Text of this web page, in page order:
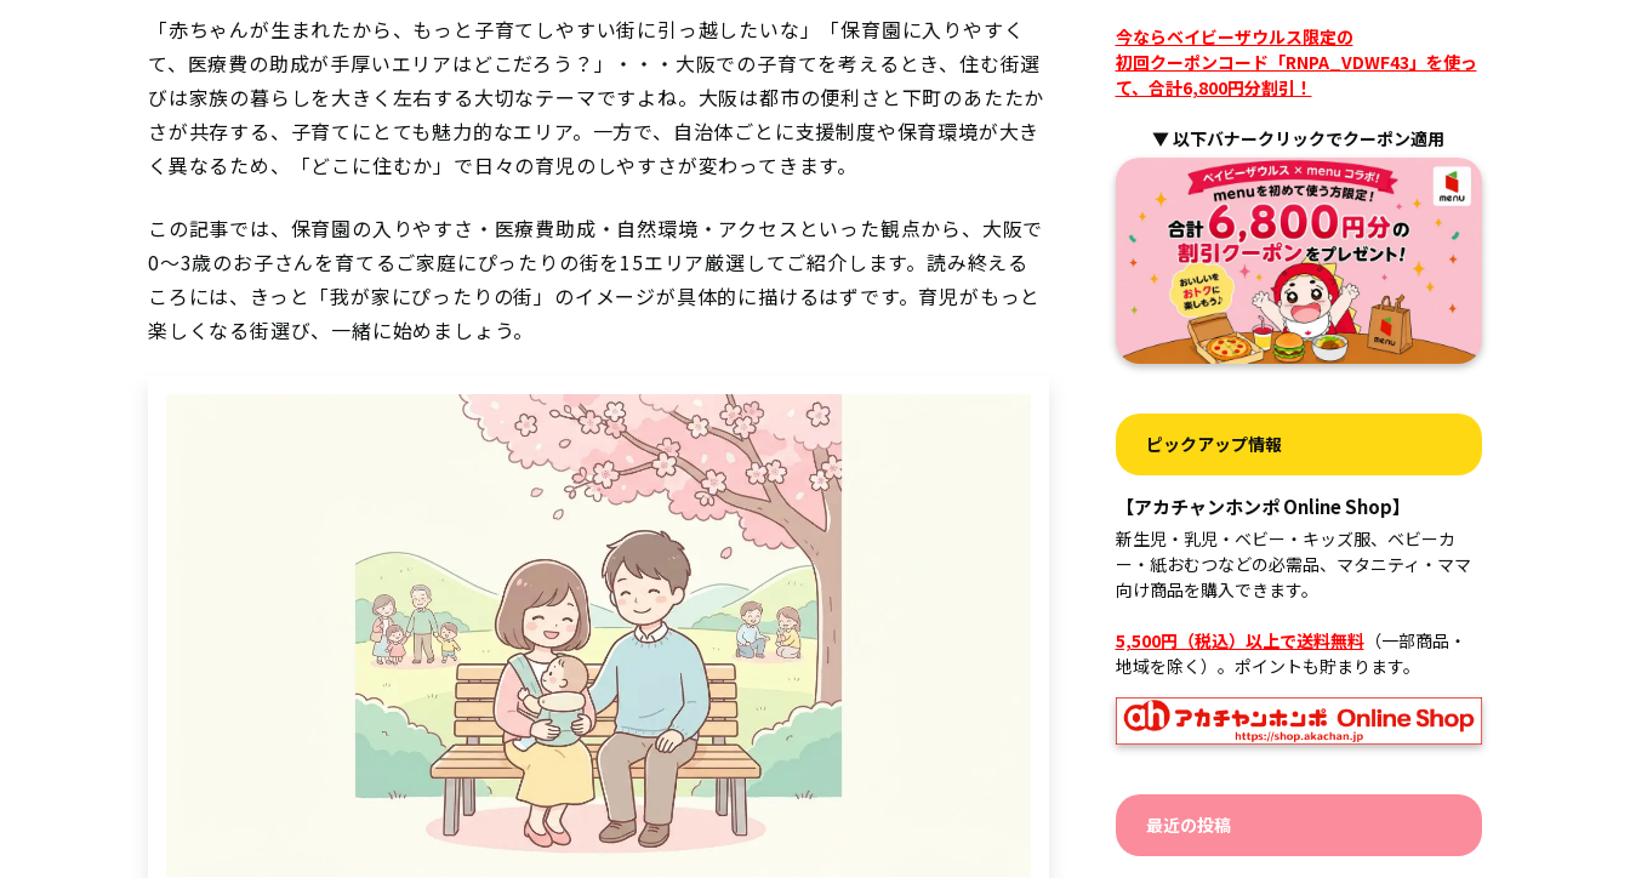
「赤ちゃんが生まれたから、もっと子育てしやすい街に引っ越したいな」「保育園に入りやすく
て、医療費の助成が手厚いエリアはどこだろう？」・・・大阪での子育てを考えるとき、住む街選
びは家族の暮らしを大きく左右する大切なテーマですよね。大阪は都市の便利さと下町のあたたか
さが共存する、子育てにとても魅力的なエリア。一方で、自治体ごとに支援制度や保育環境が大き
く異なるため、「どこに住むか」で日々の育児のしやすさが変わってきます。
この記事では、保育園の入りやすさ・医療費助成・自然環境・アクセスといった観点から、大阪で
0〜3歳のお子さんを育てるご家庭にぴったりの街を15エリア厳選してご紹介します。読み終える
ころには、きっと「我が家にぴったりの街」のイメージが具体的に描けるはずです。育児がもっと
楽しくなる街選び、一緒に始めましょう。
今ならベイビーザウルス限定の
初回クーポンコード「RNPA_VDWF43」を使っ
て、合計6,800円分割引！
▼ 以下バナークリックでクーポン適用
ピックアップ情報
【アカチャンホンポ Online Shop】
新生児・乳児・ベビー・キッズ服、ベビーカ
ー・紙おむつなどの必需品、マタニティ・ママ
向け商品を購入できます。
5,500円（税込）以上で送料無料（一部商品・
地域を除く）。ポイントも貯まります。
最近の投稿